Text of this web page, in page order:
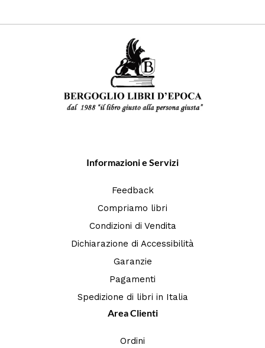
Informazioni e Servizi
Feedback
Compriamo libri
Condizioni di Vendita
Dichiarazione di Accessibilità
Garanzie
Pagamenti
Spedizione di libri in Italia
Area Clienti
Ordini